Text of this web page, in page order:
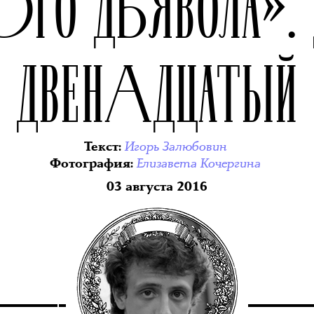
ДВЕНАДЦАТЫЙ
Текст:Игорь Залюбовин
Фотография:Елизавета Кочергина
03 августа 2016